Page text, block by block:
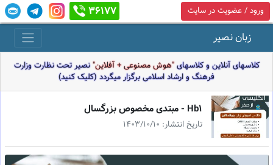
ورود / عضویت در سایت 36177
زبان نصیر
کلاسهای آنلاین و کلاسهای"هوش مصنوعی + آفلاین"نصیر تحت نظارت وزارت
فرهنگ و ارشاد اسلامی برگزار میگردد (کلیک کنید)
Hb1 - مبتدى مخصوص بزرگسال
تاریخ انتشار: 1403/10/10